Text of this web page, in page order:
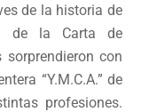
de la historia de
de la Carta de
sorprendieron con
“Y.M.C.A.” de
profesiones.